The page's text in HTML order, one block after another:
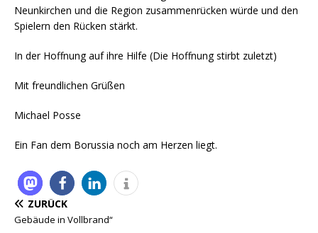
Neunkirchen und die Region zusammenrücken würde und den
Spielern den Rücken stärkt.
In der Hoffnung auf ihre Hilfe (Die Hoffnung stirbt zuletzt)
Mit freundlichen Grüßen
Michael Posse
Ein Fan dem Borussia noch am Herzen liegt.
ZURÜCK
Gebäude in Vollbrand“